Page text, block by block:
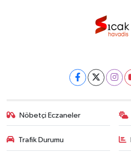
Nöbetçi Eczaneler
Trafik Durumu